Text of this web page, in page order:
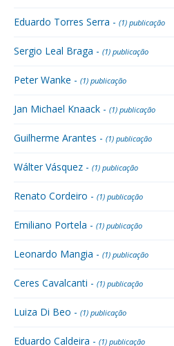
Eduardo Torres Serra - (1) publicação
Sergio Leal Braga - (1) publicação
Peter Wanke - (1) publicação
Jan Michael Knaack - (1) publicação
Guilherme Arantes - (1) publicação
Wálter Vásquez - (1) publicação
Renato Cordeiro - (1) publicação
Emiliano Portela - (1) publicação
Leonardo Mangia - (1) publicação
Ceres Cavalcanti - (1) publicação
Luiza Di Beo - (1) publicação
Eduardo Caldeira - (1) publicação